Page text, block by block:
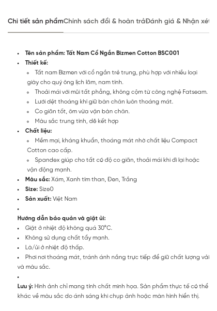
Chi tiết sản phẩmChính sách đổi & hoàn trảĐánh giá & Nhận xét
Tên sản phẩm: Tất Nam Cổ Ngắn Bizmen Cotton BSC001
Thiết kế:
Tất nam Bizmen với cổ ngắn trẻ trung, phù hợp với nhiều loại
giày cho quý ông lịch lãm, nam tính.
Thoải mái với mũi tất phẳng, không cộm từ công nghệ Fatseam.
Lưới dệt thoáng khí giữ bàn chân luôn thoáng mát.
Co giãn tốt, ôm vừa vặn bàn chân.
Màu sắc trung tính, dẽ kết hợp
Chất liệu:
Mềm mại, kháng khuẩn, thoáng mát nhờ chất liệu Compact
Cotton cao cấp.
Spandex giúp cho tất có độ co giãn, thoải mái khi đi lại hoặc
vận động mạnh.
Màu sắc: Xám, Xanh tím than, Đen, Trắng
Size: Size0
Sản xuất: Việt Nam
Hướng dẫn bảo quản và giặt ủi:
Giặt ở nhiệt độ không quá 30°C.
Không sử dụng chất tẩy mạnh.
Là/ủi ở nhiệt độ thấp.
Phơi nơi thoáng mát, tránh ánh nắng trực tiếp để giữ chất lượng vải
và màu sắc.
Lưu ý: Hình ảnh chỉ mang tính chất minh họa. Sản phẩm thực tế có thể
khác về màu sắc do ánh sáng khi chụp ảnh hoặc màn hình hiển thị.